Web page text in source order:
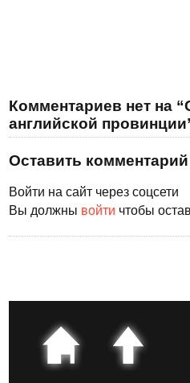
Комментариев нет на
английской
Оставить комментарий
Войти на сайт через соцсети
Вы должны войти чтобы